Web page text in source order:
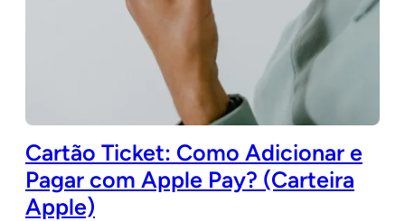
Cartão Ticket: Como Adicionar e
Pagar com Apple Pay? (Carteira
Apple)